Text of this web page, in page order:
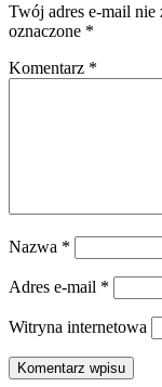
Twój adres e-mail nie
oznaczone *
Komentarz *
Nazwa *
Adres e-mail *
Witryna internetowa